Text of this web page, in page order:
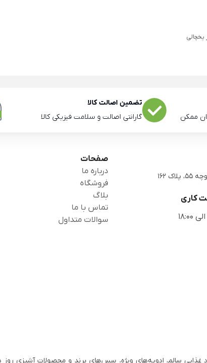
ممکن
تضمین اصالت کالا
گارانتی اصالت و سلامت فیزیکی کالا
162
کاری
صفحات
درباره ما
فروشگاه
بلاگ
تماس با ما
سوالات متداول
سالم، ادویه‌های ویژه، سس‌های برند و محصولات آشپزی روز